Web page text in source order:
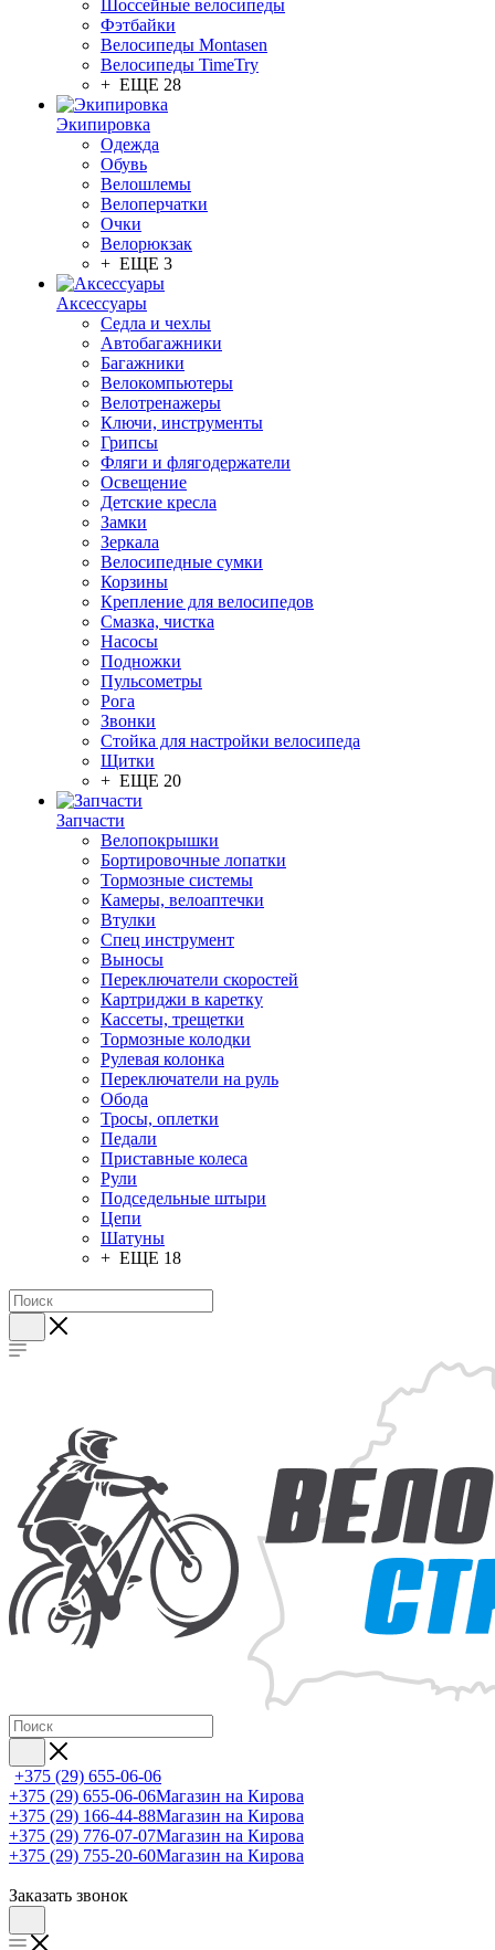
Шоссейные велосипеды
Фэтбайки
Велосипеды Montasen
Велосипеды TimeTry
+ ЕЩЕ 28
Экипировка
Одежда
Обувь
Велошлемы
Велоперчатки
Очки
Велорюкзак
+ ЕЩЕ 3
Аксессуары
Седла и чехлы
Автобагажники
Багажники
Велокомпьютеры
Велотренажеры
Ключи, инструменты
Грипсы
Фляги и флягодержатели
Освещение
Детские кресла
Замки
Зеркала
Велосипедные сумки
Корзины
Крепление для велосипедов
Смазка, чистка
Насосы
Подножки
Пульсометры
Рога
Звонки
Стойка для настройки велосипеда
Щитки
+ ЕЩЕ 20
Запчасти
Велопокрышки
Бортировочные лопатки
Тормозные системы
Камеры, велоаптечки
Втулки
Спец инструмент
Выносы
Переключатели скоростей
Картриджи в каретку
Кассеты, трещетки
Тормозные колодки
Рулевая колонка
Переключатели на руль
Обода
Тросы, оплетки
Педали
Приставные колеса
Рули
Подседельные штыри
Цепи
Шатуны
+ ЕЩЕ 18
+375 (29) 655-06-06
+375 (29) 655-06-06Магазин на Кирова
+375 (29) 166-44-88Магазин на Кирова
+375 (29) 776-07-07Магазин на Кирова
+375 (29) 755-20-60Магазин на Кирова
Заказать звонок